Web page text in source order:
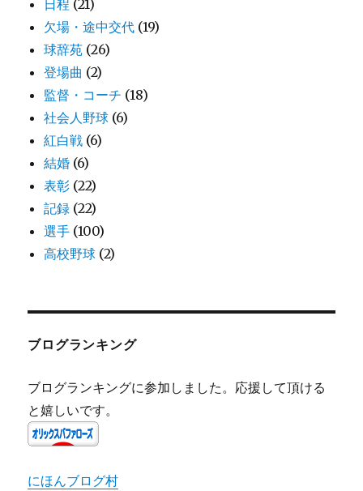
日程 (21)
欠場・途中交代 (19)
球辞苑 (26)
登場曲 (2)
監督・コーチ (18)
社会人野球 (6)
紅白戦 (6)
結婚 (6)
表彰 (22)
記録 (22)
選手 (100)
高校野球 (2)
ブログランキング
ブログランキングに参加しました。応援して頂ける
と嬉しいです。
にほんブログ村